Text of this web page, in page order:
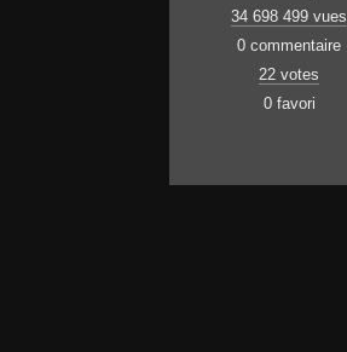
34 698 499 vues
0 commentaire
22 votes
0 favori